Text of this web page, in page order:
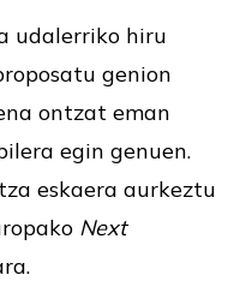
udalerriko hiru
genion
ontzat eman
egin genuen.
eskaera aurkeztu
Next